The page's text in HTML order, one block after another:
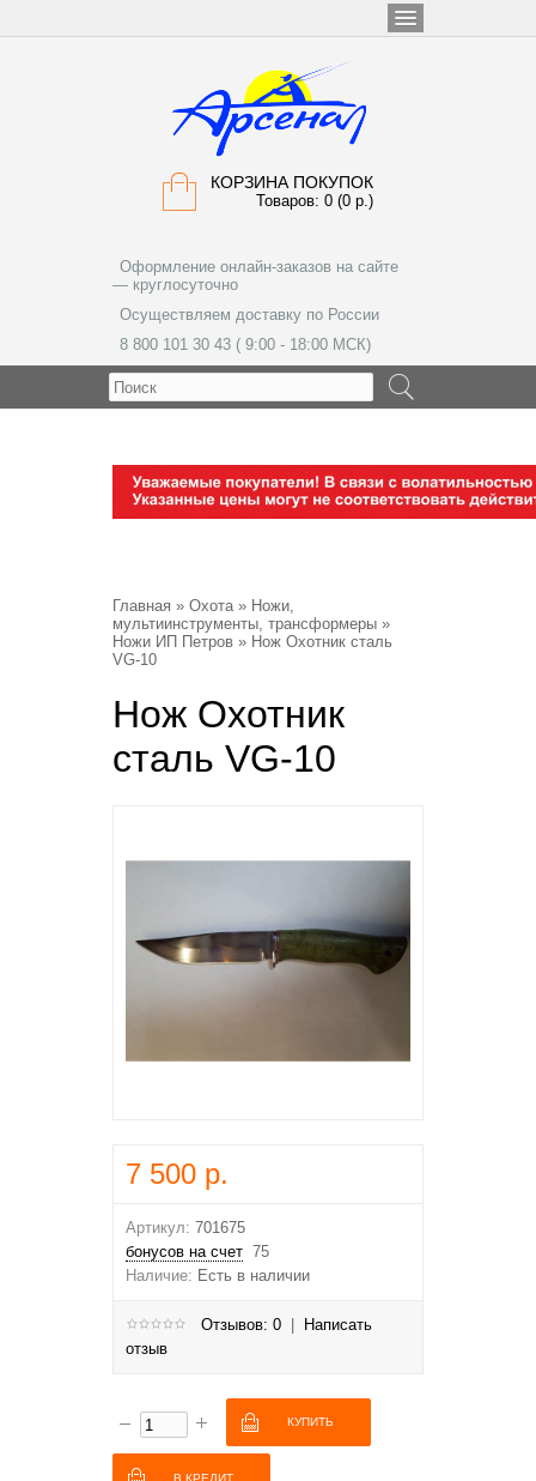
КОРЗИНА ПОКУПОК
Товаров: 0 (0 р.)
Оформление онлайн-заказов на сайте
— круглосуточно
Осуществляем доставку по России
8 800 101 30 43 ( 9:00 - 18:00 МСК)
Главная » Охота» Ножи,
мультиинструменты, трансформеры »
Ножи ИП Петров » Нож Охотник сталь
VG-10
Нож Охотник
сталь VG-10
7 500 р.
Артикул: 701675
бонусов на счет 75
Наличие: Есть в наличии
Отзывов: 0
Написать
отзыв
В КРЕДИТ